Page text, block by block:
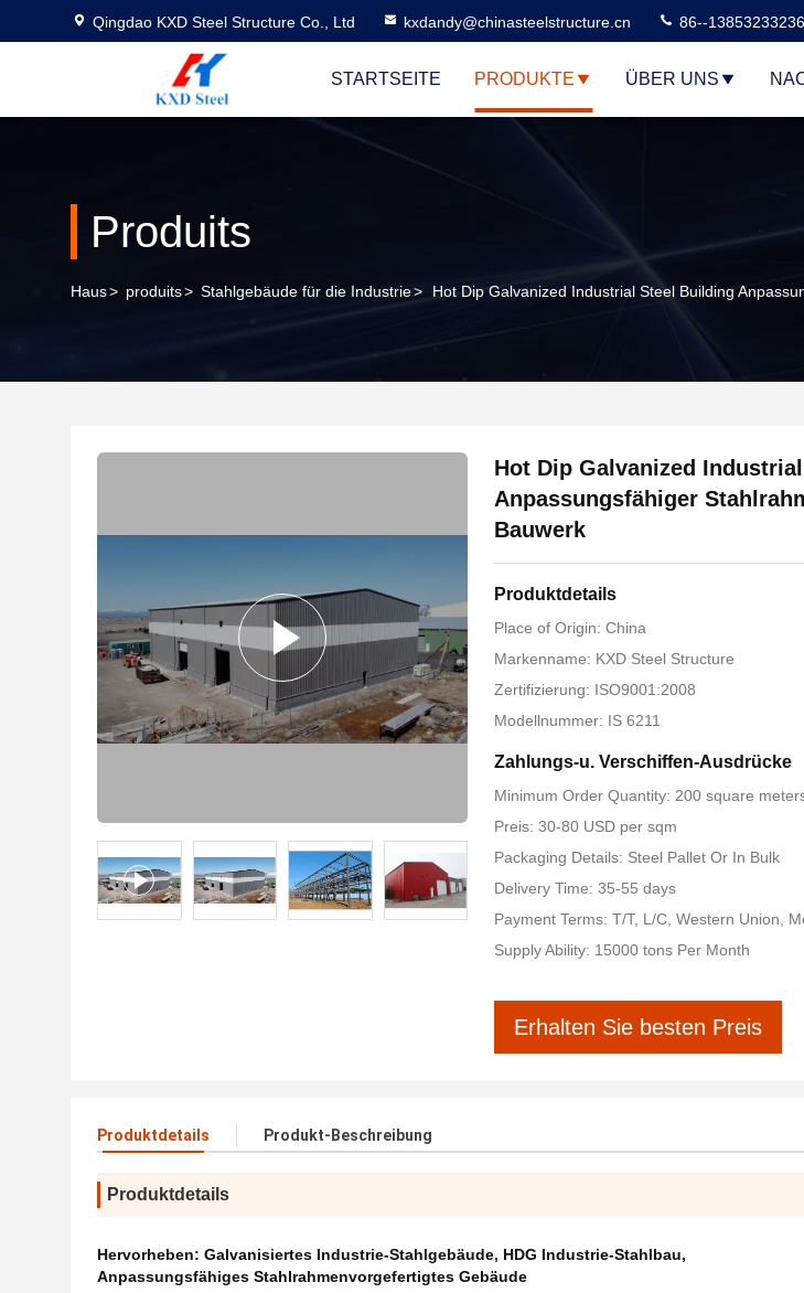
Qingdao KXD Steel Structure Co., Ltd kxdandy@chinasteelstructure.cn 86--13853233236
STARTSEITE PRODUKTE ÜBER UNS
Produits
Haus> produits> Stahlgebäude für die Industrie> Hot Dip Galvanized Industrial Steel Building
Hot Dip Galvanized
Anpassungsfähiger
Bauwerk
Produktdetails
Place of Origin: China
Markenname: KXD Steel Structure
Zertifizierung: ISO9001:2008
Modellnummer: IS 6211
Zahlungs-u. Verschiffen-Ausdrücke
Minimum Order Quantity: 200 square
Preis: 30-80 USD per sqm
Packaging Details: Steel Pallet Or In Bulk
Delivery Time: 35-55 days
Payment Terms: T/T, L/C, Western Union,
Supply Ability: 15000 tons Per Month
Erhalten Sie besten Preis
Produktdetails Produkt-Beschreibung
Produktdetails
Hervorheben: Galvanisiertes Industrie-Stahlgebäude, HDG Industrie-Stahlbau,
Anpassungsfähiges Stahlrahmenvorgefertigtes Gebäude